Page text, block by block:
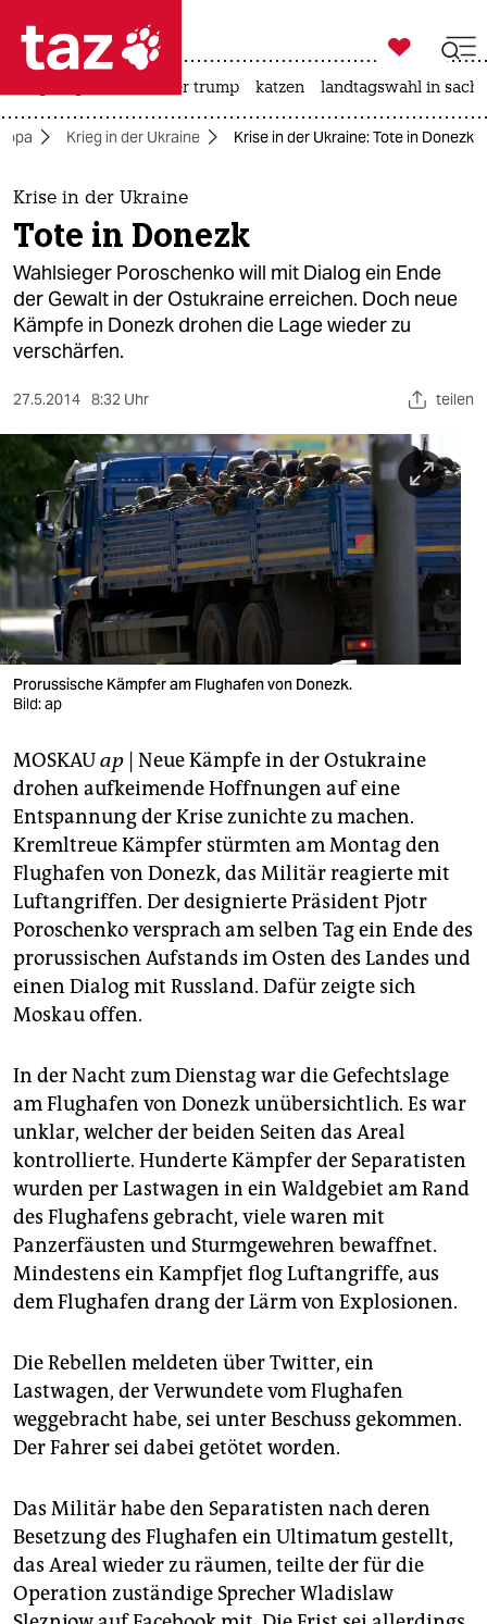
 taz zahl ich
taz zahl ich
themen
politik
öko
gesellschaft
kultur
sport
berlin
nord
wahrheit
verlag
verlag
shop
fragen & hilfe
unterstützen
abo
genossenschaft
epaper login

taz zahl ich
usa unter trump katzen landtagswahl in
Krieg in der Ukraine Krise in der Ukraine: Tote in Donezk
Krise in der Ukraine
Tote in Donezk
Wahlsieger Poroschenko will mit Dialog ein Ende
der Gewalt in der Ostukraine erreichen. Doch neue
Kämpfe in Donezk drohen die Lage wieder zu
verschärfen.
27.5.2014 8:32 Uhr teilen
Prorussische Kämpfer am Flughafen von Donezk.
Bild: ap
MOSKAUap | Neue Kämpfe in der Ostukraine
drohen aufkeimende Hoffnungen auf eine
Entspannung der Krise zunichte zu machen.
Kremltreue Kämpfer stürmten am Montag den
Flughafen von Donezk, das Militär reagierte mit
Luftangriffen. Der designierte Präsident Pjotr
Poroschenko versprach am selben Tag ein Ende des
prorussischen Aufstands im Osten des Landes und
einen Dialog mit Russland. Dafür zeigte sich
Moskau offen.
In der Nacht zum Dienstag war die Gefechtslage
am Flughafen von Donezk unübersichtlich. Es war
unklar, welcher der beiden Seiten das Areal
kontrollierte. Hunderte Kämpfer der Separatisten
wurden per Lastwagen in ein Waldgebiet am Rand
des Flughafens gebracht, viele waren mit
Panzerfäusten und Sturmgewehren bewaffnet.
Mindestens ein Kampfjet flog Luftangriffe, aus
dem Flughafen drang der Lärm von Explosionen.
Die Rebellen meldeten über Twitter, ein
Lastwagen, der Verwundete vom Flughafen
weggebracht habe, sei unter Beschuss gekommen.
Der Fahrer sei dabei getötet worden.
Das Militär habe den Separatisten nach deren
Besetzung des Flughafen ein Ultimatum gestellt,
das Areal wieder zu räumen, teilte der für die
Operation zuständige Sprecher Wladislaw